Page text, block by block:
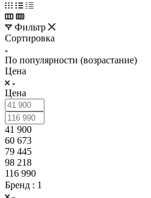
Фильтр
Сортировка
По популярности (возрастание)
Цена
Цена
41 900
60 673
79 445
98 218
116 990
Бренд : 1